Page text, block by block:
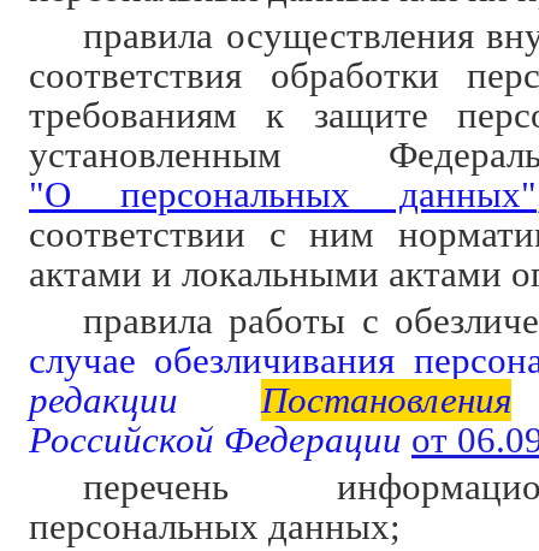
правила осуществления
соответствия обработки
требованиям к защите
установленным
"О персональных данных"
соответствии с ним
актами и локальными актами
правила работы с
случае обезличивания
редакцииПостановления
Российской Федерации от
перечень
персональных данных;